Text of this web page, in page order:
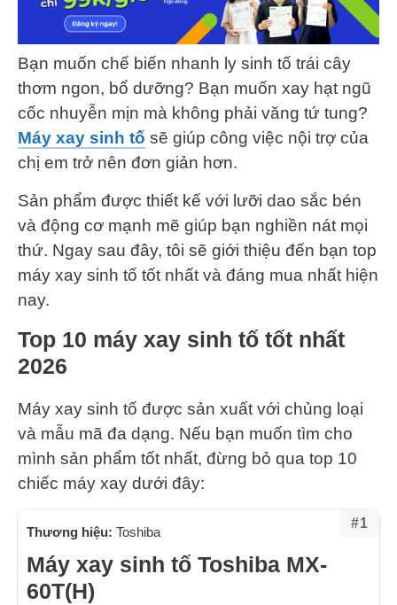
Bạn muốn chế biến nhanh ly sinh tố trái cây
thơm ngon, bổ dưỡng? Bạn muốn xay hạt ngũ
cốc nhuyễn mịn mà không phải văng tứ tung?
Máy xay sinh tố sẽ giúp công việc nội trợ của
chị em trở nên đơn giản hơn.
Sản phẩm được thiết kế với lưỡi dao sắc bén
và động cơ mạnh mẽ giúp bạn nghiền nát mọi
thứ. Ngay sau đây, tôi sẽ giới thiệu đến bạn top
máy xay sinh tố tốt nhất và đáng mua nhất hiện
nay.
Top 10 máy xay sinh tố tốt nhất
2026
Máy xay sinh tố được sản xuất với chủng loại
và mẫu mã đa dạng. Nếu bạn muốn tìm cho
mình sản phẩm tốt nhất, đừng bỏ qua top 10
chiếc máy xay dưới đây:
#1
Thương hiệu: Toshiba
Máy xay sinh tố Toshiba MX-
60T(H)